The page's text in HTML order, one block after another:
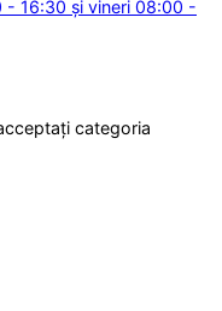
- 16:30 și vineri 08:00 -
categoria